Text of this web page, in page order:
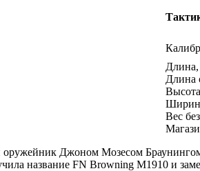
Длина
Вес
оружейник Джоном Мозесом
название FN Browning M1910 и